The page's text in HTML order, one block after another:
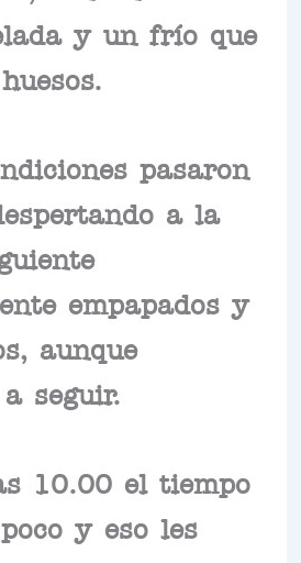
y un frío que
pasaron
a la
empapados y
aunque
seguir.
10.00 el tiempo
y eso les